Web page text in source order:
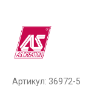
Артикул: 36972-5